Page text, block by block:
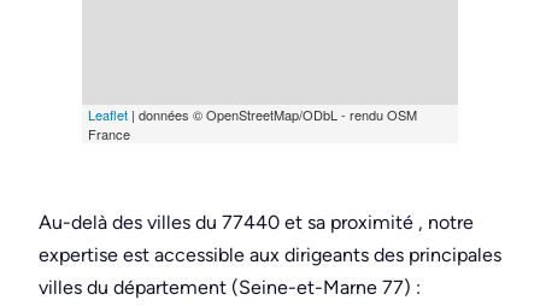
Leaflet | données © OpenStreetMap/ODbL - rendu OSM
France
Au-delà des villes du 77440 et sa proximité , notre
expertise est accessible aux dirigeants des principales
villes du département (Seine-et-Marne 77) :